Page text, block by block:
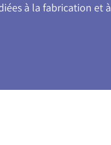
à la fabrication et à